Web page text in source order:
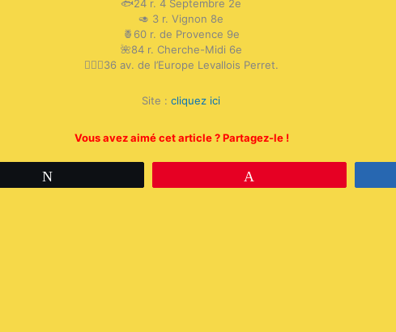
🐟24 r. 4 Septembre 2e
🥑 3 r. Vignon 8e
🍍60 r. de Provence 9e
🌺84 r. Cherche-Midi 6e
🏄🏽‍♂️36 av. de l’Europe Levallois Perret.
Site :cliquez ici
Vous avez aimé cet article ? Partagez-le !